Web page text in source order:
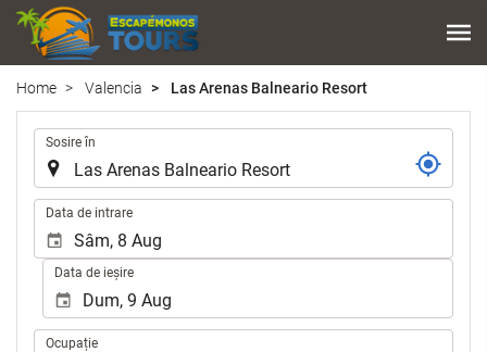
Home Valencia Las Arenas Balneario Resort
Sosire în
Data de intrare
Data de ieșire
Ocupație
Ocupație